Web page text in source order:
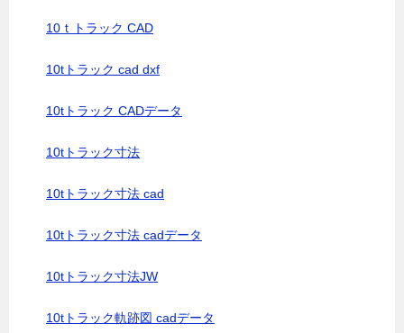
10ｔトラック CAD
10tトラック cad dxf
10tトラック CADデータ
10tトラック寸法
10tトラック寸法 cad
10tトラック寸法 cadデータ
10tトラック寸法JW
10tトラック軌跡図 cadデータ